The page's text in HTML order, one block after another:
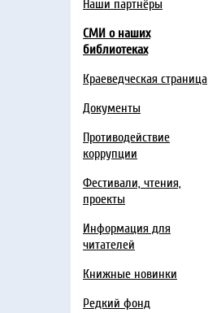
Наши партнёры
СМИ о наших
библиотеках
Краеведческая страница
Документы
Противодействие
коррупции
Фестивали, чтения,
проекты
Информация для
читателей
Книжные новинки
Редкий фонд